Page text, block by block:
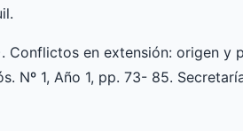
Conflictos en extensión: origen y
Nº 1, Año 1, pp. 73- 85.